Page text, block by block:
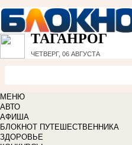
ТАГАНРОГ
ЧЕТВЕРГ, 06 АВГУСТА
МЕНЮ
АВТО
АФИША
БЛОКНОТ ПУТЕШЕСТВЕННИКА
ЗДОРОВЬЕ